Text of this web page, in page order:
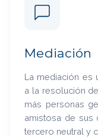
Mediación
La mediación es
a la resolución
más personas
amistosa de sus
tercero neutral y